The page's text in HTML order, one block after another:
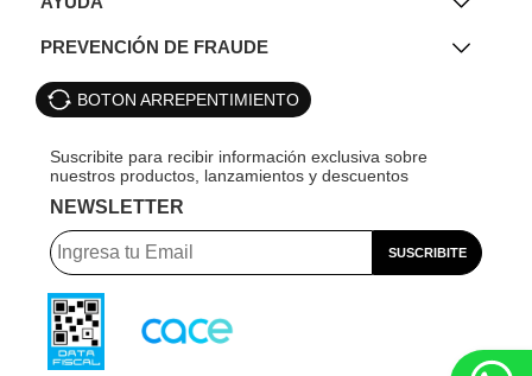
PREVENCIÓN DE FRAUDE
BOTON ARREPENTIMIENTO
NEWSLETTER